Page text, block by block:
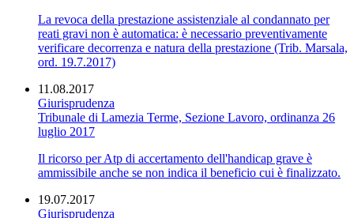
La revoca della prestazione assistenziale al condannato per
reati gravi non è automatica: è necessario preventivamente
verificare decorrenza e natura della prestazione (Trib. Marsala,
ord. 19.7.2017)
11.08.2017
Giurisprudenza
Tribunale di Lamezia Terme, Sezione Lavoro, ordinanza 26
luglio 2017
Il ricorso per Atp di accertamento dell'handicap grave è
ammissibile anche se non indica il beneficio cui è finalizzato.
19.07.2017
Giurisprudenza